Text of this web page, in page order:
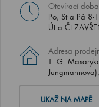
Otevírací doba
Po, St a Pá
Út a Čt
Adresa
T. G.
UKAŽ NA MAPĚ